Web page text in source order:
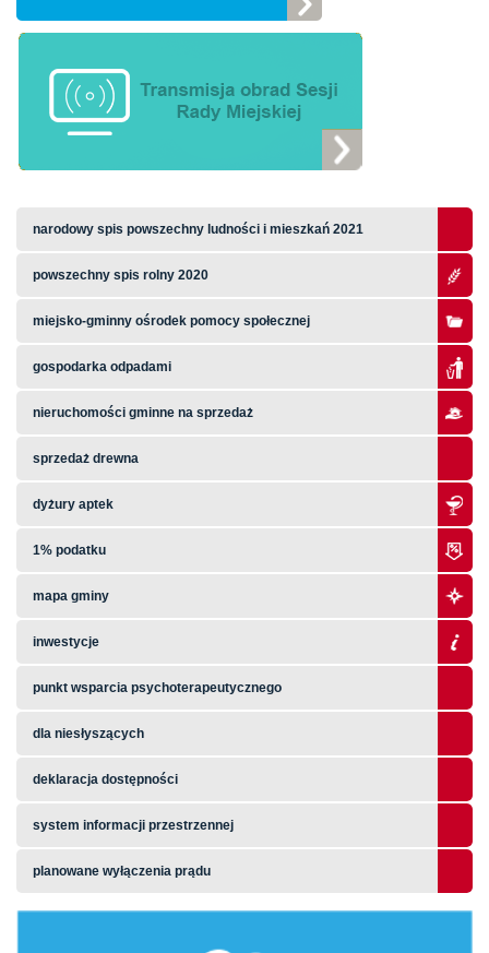
narodowy spis powszechny ludności i mieszkań 2021
powszechny spis rolny 2020
miejsko-gminny ośrodek pomocy społecznej
gospodarka odpadami
nieruchomości gminne na sprzedaż
sprzedaż drewna
dyżury aptek
1% podatku
mapa gminy
inwestycje
punkt wsparcia psychoterapeutycznego
dla niesłyszących
deklaracja dostępności
system informacji przestrzennej
planowane wyłączenia prądu